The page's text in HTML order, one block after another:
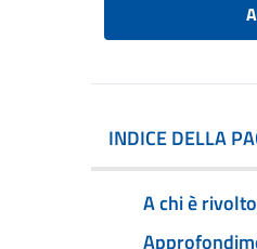
INDICE DELLA
A chi è rivolto